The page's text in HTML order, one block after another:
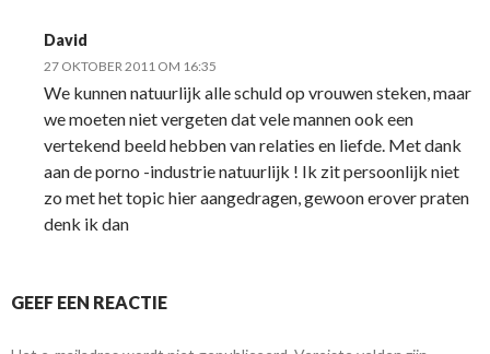
David
27 OKTOBER 2011 OM 16:35
We kunnen natuurlijk alle schuld op vrouwen steken, maar
we moeten niet vergeten dat vele mannen ook een
vertekend beeld hebben van relaties en liefde. Met dank
aan de porno -industrie natuurlijk ! Ik zit persoonlijk niet
zo met het topic hier aangedragen, gewoon erover praten
denk ik dan
GEEF EEN REACTIE